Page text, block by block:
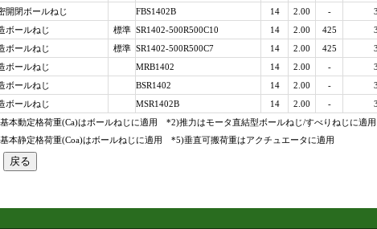
本動定格荷重(Ca)はボールねじに適用 *2)推力はモータ直結型ボールねじ/すべりねじに適
本静定格荷重(Coa)はボールねじに適用 *5)垂直可搬荷重はアクチュエータに適用
開閉ボールねじ
FBS1402B 14 2.00 -
ボールねじ
標準 SR1402-500R500C10 14 2.00 425
ボールねじ
標準 SR1402-500R500C7 14 2.00 425
ボールねじ
MRB1402 14 2.00 -
ボールねじ
BSR1402 14 2.00 -
ボールねじ
MSR1402B 14 2.00 -